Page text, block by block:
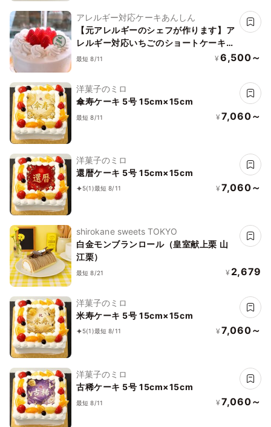
アレルギー対応ケーキあんしん
【元アレルギーのシェフが作ります】ア
レルギー対応いちごのショートケーキ4
号（12cm）／ヴィーガン対応
最短 8/11 ¥ 6,500～
洋菓子のミロ
傘寿ケーキ 5号 15cm×15cm
最短 8/11 ¥ 7,060～
洋菓子のミロ
還暦ケーキ 5号 15cm×15cm
5(1)最短 8/11 ¥ 7,060～
shirokane sweets TOKYO
白金モンブランロール（皇室献上栗 山
江栗）
最短 8/21 ¥ 2,679
洋菓子のミロ
米寿ケーキ 5号 15cm×15cm
5(1)最短 8/11 ¥ 7,060～
洋菓子のミロ
古稀ケーキ 5号 15cm×15cm
最短 8/11 ¥ 7,060～